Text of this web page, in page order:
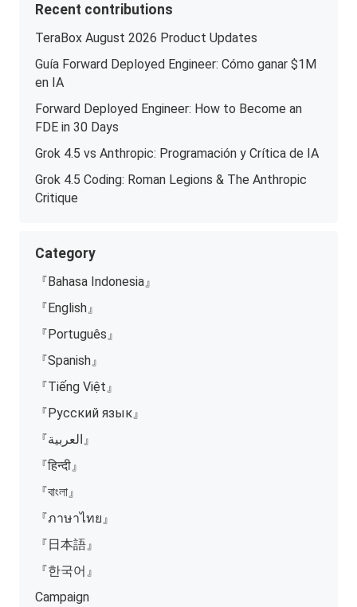
Recent contributions
TeraBox August 2026 Product Updates
Guía Forward Deployed Engineer: Cómo ganar $1M
en IA
Forward Deployed Engineer: How to Become an
FDE in 30 Days
Grok 4.5 vs Anthropic: Programación y Crítica de IA
Grok 4.5 Coding: Roman Legions & The Anthropic
Critique
Category
『Bahasa Indonesia』
『English』
『Português』
『Spanish』
『Tiếng Việt』
『Русский язык』
『العربية』
『हिन्दी』
『বাংলা』
『ภาษาไทย』
『日本語』
『한국어』
Campaign